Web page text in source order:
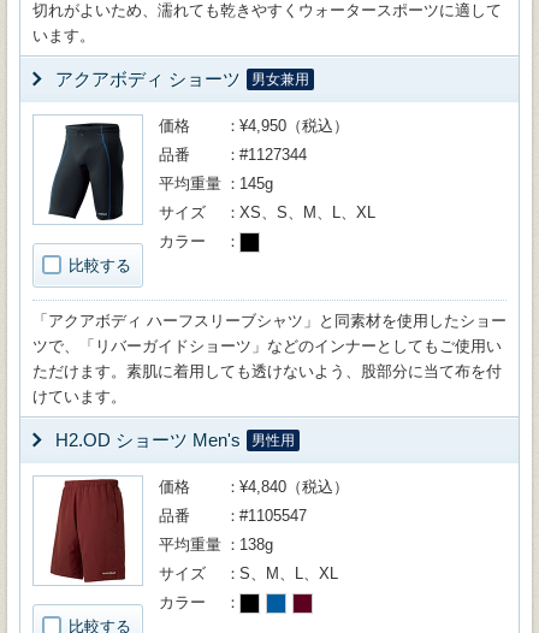
切れがよいため、濡れても乾きやすくウォータースポーツに適して
います。
アクアボディ ショーツ 男女兼用
比較する
価格
¥4,950（税込）
品番
#1127344
平均重量
145g
サイズ
XS、S、M、L、XL
カラー
「アクアボディ ハーフスリーブシャツ」と同素材を使用したショー
ツで、「リバーガイドショーツ」などのインナーとしてもご使用い
ただけます。素肌に着用しても透けないよう、股部分に当て布を付
けています。
H2.OD ショーツ Men's 男性用
比較する
価格
¥4,840（税込）
品番
#1105547
平均重量
138g
サイズ
S、M、L、XL
カラー